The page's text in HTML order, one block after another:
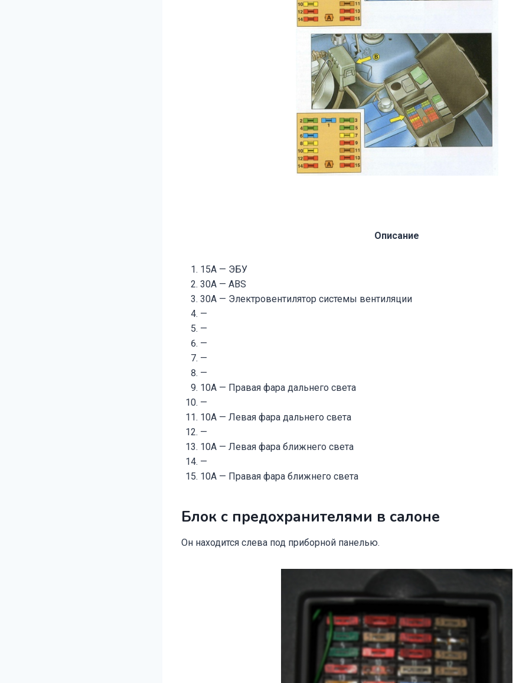
Описание
15А — ЭБУ
30А — ABS
30A — Электровентилятор системы вентиляции
—
—
—
—
—
10А — Правая фара дальнего света
—
10А — Левая фара дальнего света
—
10A — Левая фара ближнего света
—
10А — Правая фара ближнего света
Блок с предохранителями в салоне
Он находится слева под приборной панелью.